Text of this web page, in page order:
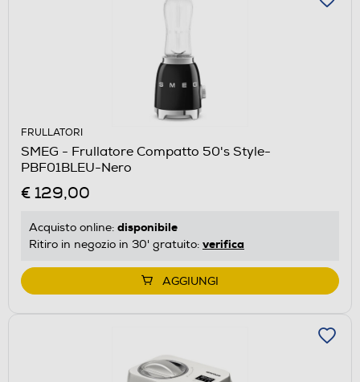
FRULLATORI
SMEG - Frullatore Compatto 50's Style-
PBF01BLEU-Nero
€ 129,00
Acquisto online: disponibile
Ritiro in negozio in 30' gratuito: verifica
AGGIUNGI